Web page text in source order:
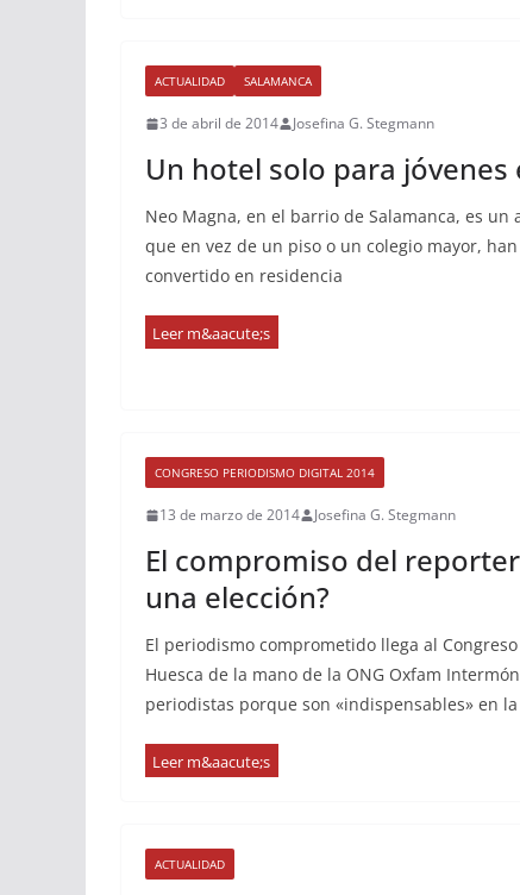
ACTUALIDAD SALAMANCA
3 de abril de 2014 Josefina G. Stegmann
Un hotel solo para
Neo Magna, en el barrio de Salamanca, es
que en vez de un piso o un colegio mayor,
convertido en residencia
CONGRESO PERIODISMO DIGITAL 2014
13 de marzo de 2014 Josefina G. Stegmann
El compromiso del
una elección?
El periodismo comprometido llega al
Huesca de la mano de la ONG Oxfam
periodistas porque son «indispensables» en
ACTUALIDAD